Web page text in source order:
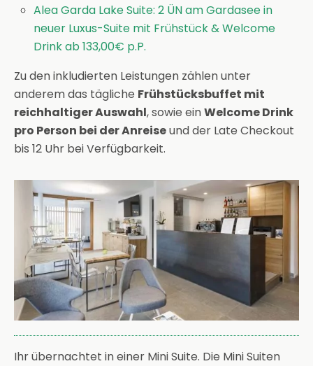
Alea Garda Lake Suite: 2 ÜN am Gardasee in
neuer Luxus-Suite mit Frühstück & Welcome
Drink ab 133,00€ p.P.
Zu den inkludierten Leistungen zählen unter
anderem das tägliche Frühstücksbuffet mit
reichhaltiger Auswahl, sowie einWelcome Drink
pro Person bei der Anreiseund der Late Checkout
bis 12 Uhr bei Verfügbarkeit.
Ihr übernachtet in einer Mini Suite. Die Mini Suiten